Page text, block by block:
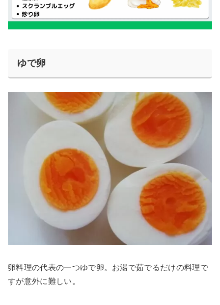
ゆで卵
卵料理の代表の一つゆで卵。お湯で茹でるだけの料理で
すが意外に難しい。